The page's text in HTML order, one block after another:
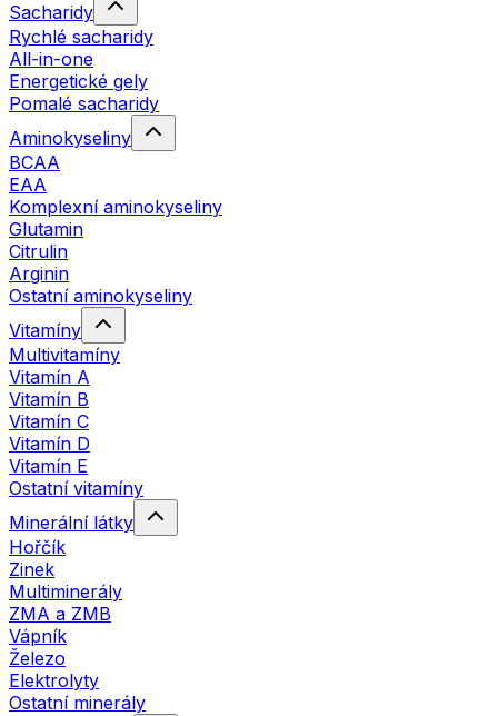
Sacharidy
Rychlé sacharidy
All-in-one
Energetické gely
Pomalé sacharidy
Aminokyseliny
BCAA
EAA
Komplexní aminokyseliny
Glutamin
Citrulin
Arginin
Ostatní aminokyseliny
Vitamíny
Multivitamíny
Vitamín A
Vitamín B
Vitamín C
Vitamín D
Vitamín E
Ostatní vitamíny
Minerální látky
Hořčík
Zinek
Multiminerály
ZMA a ZMB
Vápník
Železo
Elektrolyty
Ostatní minerály